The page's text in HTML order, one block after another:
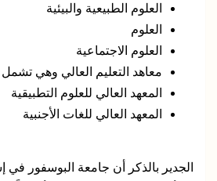
العلوم الطبيعية والبيئية
العلوم
العلوم الاجتماعية
معاهد التعليم العالي وهي
المعهد العالي للعلوم التطبيقية
المعهد العالي للغات الأجنبية
الجدير بالذكر أن جامعة البوسفور